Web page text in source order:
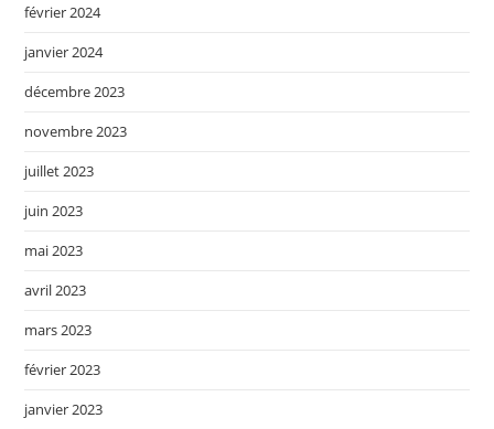
février 2024
janvier 2024
décembre 2023
novembre 2023
juillet 2023
juin 2023
mai 2023
avril 2023
mars 2023
février 2023
janvier 2023